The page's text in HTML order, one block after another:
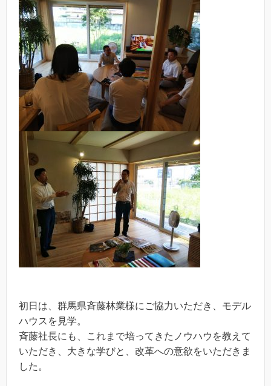
初日は、群馬県斉藤林業様にご協力いただき、モデル
ハウスを見学。
斉藤社長にも、これまで培ってきたノウハウを教えて
いただき、大きな学びと、改革への意欲をいただきま
した。